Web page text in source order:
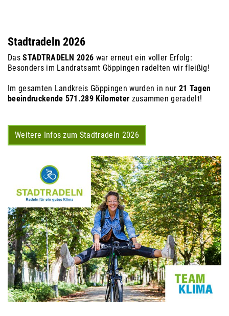
Stadtradeln 2026
DasSTADTRADELN 2026 war erneut ein voller Erfolg:
Besonders im Landratsamt Göppingen radelten wir fleißig!
Im gesamten Landkreis Göppingen wurden in nur 21 Tagen
beeindruckende 571.289 Kilometer zusammen geradelt!
Weitere Infos zum Stadtradeln 2026